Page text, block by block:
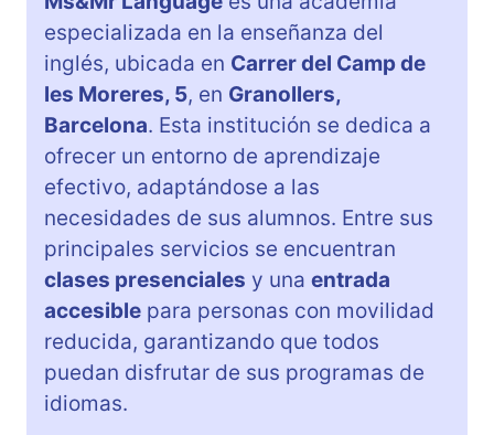
especializada en la enseñanza del
inglés, ubicada en Carrer del Camp de
les Moreres, 5, en Granollers,
Barcelona. Esta institución se dedica a
ofrecer un entorno de aprendizaje
efectivo, adaptándose a las
necesidades de sus alumnos. Entre sus
principales servicios se encuentran
clases presenciales y una entrada
accesible para personas con movilidad
reducida, garantizando que todos
puedan disfrutar de sus programas de
idiomas.